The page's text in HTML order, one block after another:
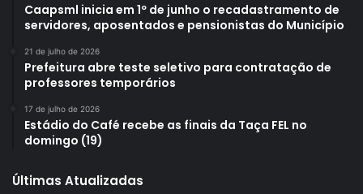
Caapsml inicia em 1º de junho o recadastramento de
servidores, aposentados e pensionistas do Município
21 de julho de 2026
Prefeitura abre teste seletivo para contratação de
professores temporários
17 de julho de 2026
Estádio do Café recebe as finais da Taça FEL no
domingo (19)
Últimas Atualizadas